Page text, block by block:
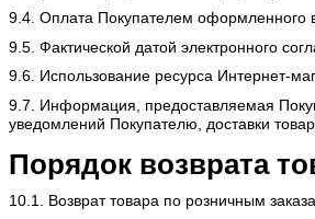
9.4. Оплата Покупателем оформленного
9.5. Фактической датой электронного
9.6. Использование ресурса Интернет-
9.7. Информация, предоставляемая
уведомлений Покупателю, доставки
Порядок возврата
10.1. Возврат товара по розничным